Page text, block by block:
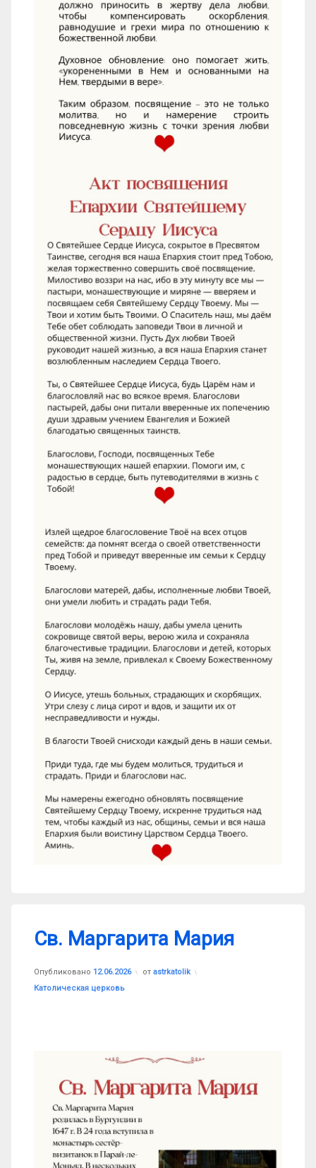
Св. Маргарита Мария
Опубликовано 12.06.2026
Обновлено на
от astrkatolik
Рубрики:
Католическая церковь